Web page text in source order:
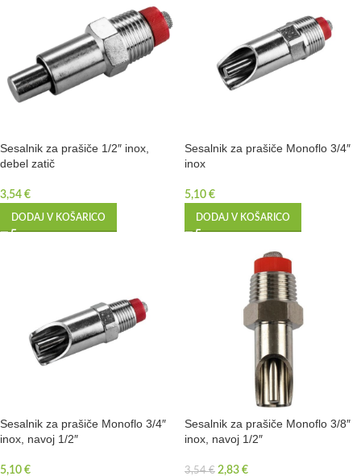
Sesalnik za prašiče 1/2″ inox,
debel zatič
3,54 €
DODAJ V KOŠARICO
Sesalnik za prašiče Monoflo 3/4″
inox
5,10 €
DODAJ V KOŠARICO
Sesalnik za prašiče Monoflo 3/4″
inox, navoj 1/2″
5,10 €
Sesalnik za prašiče Monoflo 3/8″
inox, navoj 1/2″
3,54€ 2,83 €